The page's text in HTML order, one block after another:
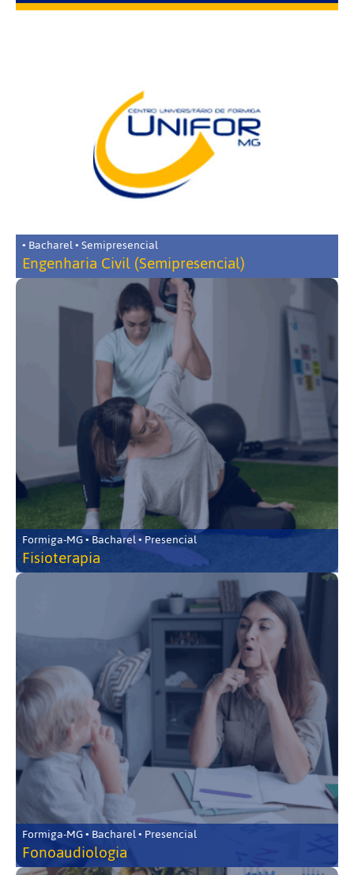
• Bacharel • Semipresencial
Engenharia Civil (Semipresencial)
Formiga-MG • Bacharel • Presencial
Fisioterapia
Formiga-MG • Bacharel • Presencial
Fonoaudiologia